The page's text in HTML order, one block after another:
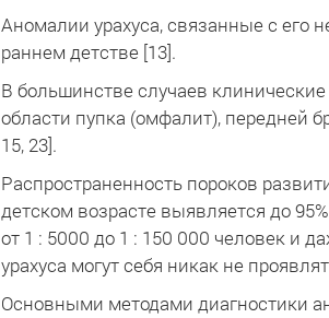
Аномалии урахуса, связанные с его
раннем детстве [13].
В большинстве случаев
области пупка (омфалит), передней
15, 23].
Распространенность пороков
детском возрасте выявляется до
от 1 : 5000 до 1 : 150 000 человек и
урахуса могут себя никак не
Основными методами диагностики